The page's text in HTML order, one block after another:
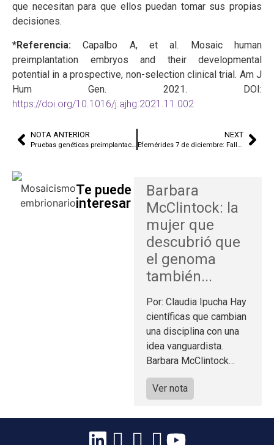
que necesitan para que ellos puedan tomar sus propias
decisiones.
*Referencia: Capalbo A, et al. Mosaic human
preimplantation embryos and their developmental
potential in a prospective, non-selection clinical trial. Am J
Hum Gen. 2021. DOI:
https://doi.org/10.1016/j.ajhg.2021.11.002
NOTA ANTERIOR
Pruebas genéticas preimplantacionales: ¿cuándo y por qué hacerlas?
NEXT
Efemérides 7 de diciembre: Fallecimiento de Torbjörn Oskar Caspersson
Te puede
interesar
Barbara
McClintock: la
mujer que
descubrió que
el genoma
también...
Por: Claudia Ipucha Hay
científicas que cambian
una disciplina con una
idea vanguardista.
Barbara McClintock…
Ver nota